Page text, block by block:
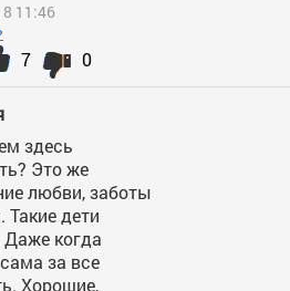
11:46
0
7
здесь
Это же
любви, заботы
Такие дети
Даже когда
за все
Хорошие,